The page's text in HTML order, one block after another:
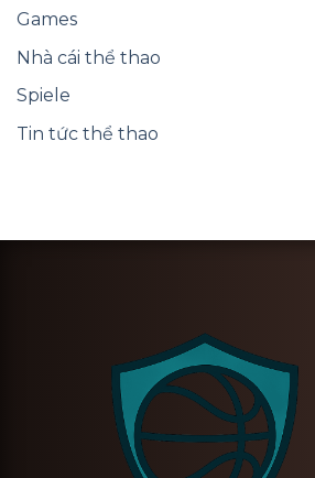
Games
Nhà cái thể thao
Spiele
Tin tức thể thao